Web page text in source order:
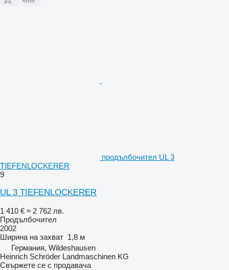
продълбочител UL 3
TIEFENLOCKERER
9
UL 3 TIEFENLOCKERER
1 410 € ≈ 2 762 лв.
Продълбочител
2002
Ширина на захват 1,8 м
Германия, Wildeshausen
Heinrich Schröder Landmaschinen KG
Свържете се с продавача